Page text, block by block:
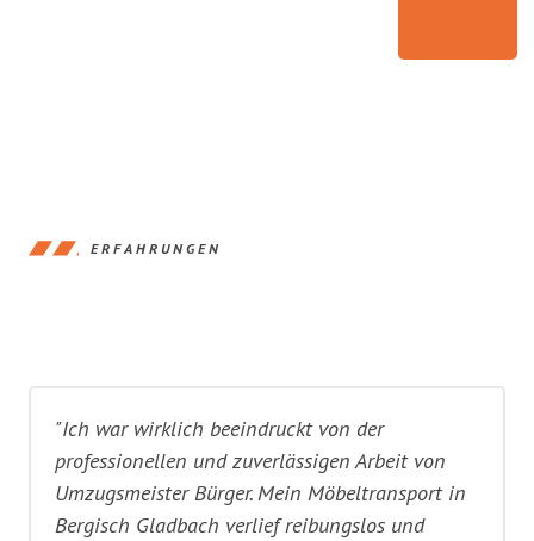
ERFAHRUNGEN
"Ich war wirklich beeindruckt von der
professionellen und zuverlässigen Arbeit von
Umzugsmeister Bürger. Mein Möbeltransport in
Bergisch Gladbach verlief reibungslos und